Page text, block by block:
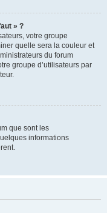
» ?
votre groupe
quelle sera la couleur et
du forum
groupe d’utilisateurs par
que sont les
informations